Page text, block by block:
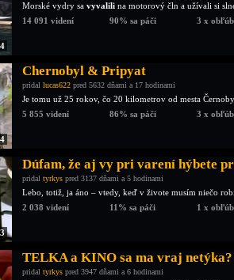
Morské vydry sa vyvalili na motorový čln a užívali si
14 091 videní
90% sa páči 3 x
Chernobyl & Pripyat
pridal lucas622 pred 5632 dňami a 17 hodinami
Je tomu už 25 rokov, čo 20 kilometrov od mesta
5 855 videní
86% sa páči 3 x
Dúfam, že aj vy pri varení hýbete
pridal tyrkys pred 3137 dňami a 5 hodinami
Lebo, totiž, ja áno – vtedy, keď v živote musím niečo
2 038 videní
11% sa páči 1 x
TELKA a KINO sa ma vraj
pridal tyrkys pred 3947 dňami a 6 hodinami